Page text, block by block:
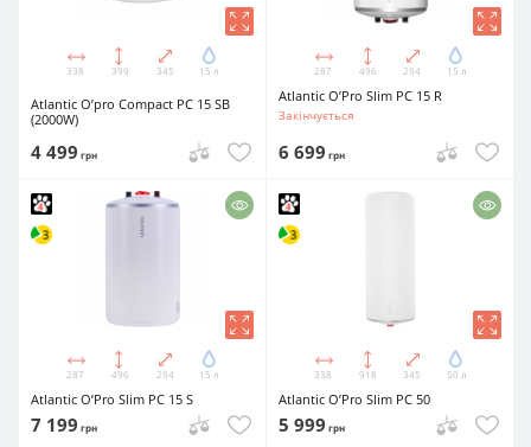
338 399 345 15 л
Atlantic O’pro Compact PC 15 SB
(2000W)
4 499 грн
287 496 294 15 л
Atlantic O’Pro Slim PC 15 R
Закінчується
6 699 грн
287 496 294 15 л
Atlantic O’Pro Slim PC 15 S
7 199 грн
338 918 345 50 л
Atlantic O’Pro Slim PC 50
5 999 грн